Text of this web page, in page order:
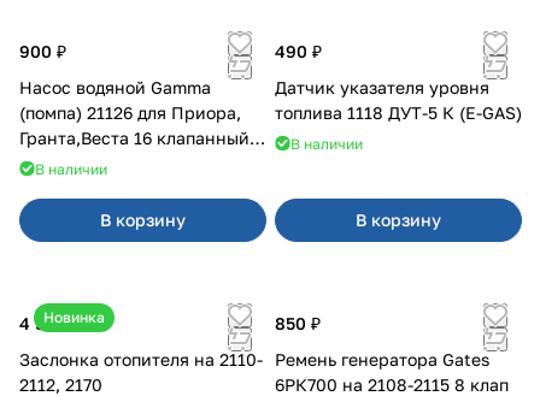
900 ₽
Насос водяной Gamma
(помпа) 21126 для Приора,
Гранта,Веста 16 клапанный
двигатель.
В наличии
В корзину
490 ₽
Датчик указателя уровня
топлива 1118 ДУТ-5 К (E-GAS)
В наличии
В корзину
Новинка
4 500 ₽
Заслонка отопителя на 2110-
2112, 2170
850 ₽
Ремень генератора Gates
6РК700 на 2108-2115 8 клап